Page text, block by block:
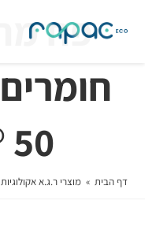
פח
50 ®Nexus
דף הבית » מוצרי ר.ג.א אקולוגיות